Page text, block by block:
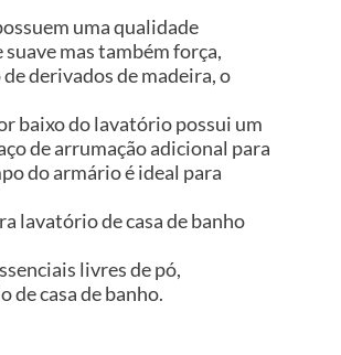
uma qualidade
mas também força,
derivados de madeira, o
baixo do lavatório possui um
de arrumação adicional para
do armário é ideal para
lavatório de casa de banho
livres de pó,
de casa de banho.